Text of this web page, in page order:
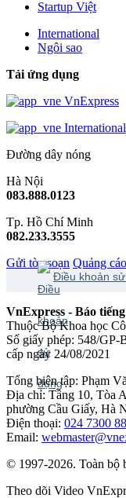
Startup Việt
International
Ngôi sao
Tải ứng dụng
VnExpress
International
Đường dây nóng
Hà Nội
083.888.0123
Tp. Hồ Chí Minh
082.233.3555
Gửi tòa soạn Quảng cáo
Điều khoản
VnExpress - Báo
Thuộc Bộ Khoa học
Số giấy phép: 548/
cấp ngày 24/08/2021
Tổng biên tập: Phạm
Địa chỉ: Tầng 10, Tòa
phường Cầu Giấy, Hà
Điện thoại: 024 7300
Email:
© 1997-2026. Toàn bộ
Theo dõi Video